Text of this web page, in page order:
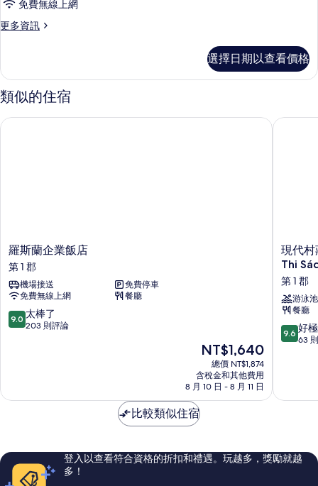
的
所
片
市
觀
情
片
免費無線上網
更多資訊
更
的
詳
情
選擇日期以查看價格
類似的住宿
羅
斯
蘭
企
業
飯
店
羅斯蘭企業飯店
第 1 郡
機場接送
免費停車
免費無線上網
餐廳
9.0
分，
棒
評
論
9.0 太棒了
203 則評論
現
價
格
為
NT$1,640
總價 NT$1,874
含稅金和其他費用
8 月 10 日 - 8 月 11 日
羅斯蘭企業飯店
現
代
村
莊
生
活
方
式
Village
Sách
第
現代
Thi
第 1 郡
游泳池
餐廳
9.6
分，
好
則
評
9.6 好
63
現代村
比較類似住宿
登入以查看符合資格的折扣和禮遇。玩越多，獎勵就越
多！